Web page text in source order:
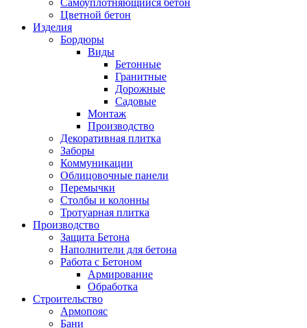
Самоуплотняющийся бетон
Цветной бетон
Изделия
Бордюры
Виды
Бетонные
Гранитные
Дорожные
Садовые
Монтаж
Производство
Декоративная плитка
Заборы
Коммуникации
Облицовочные панели
Перемычки
Столбы и колонны
Тротуарная плитка
Производство
Защита Бетона
Наполнители для бетона
Работа с Бетоном
Армирование
Обработка
Строительство
Армопояс
Бани